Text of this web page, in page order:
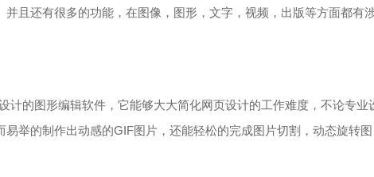
且还有很多的功能，在图像，图形，文字，视频，出版等方面都有
的图形编辑软件，它能够大大简化网页设计的工作难度，不论专业
举的制作出动感的GIF图片，还能轻松的完成图片切割，动态旋转图